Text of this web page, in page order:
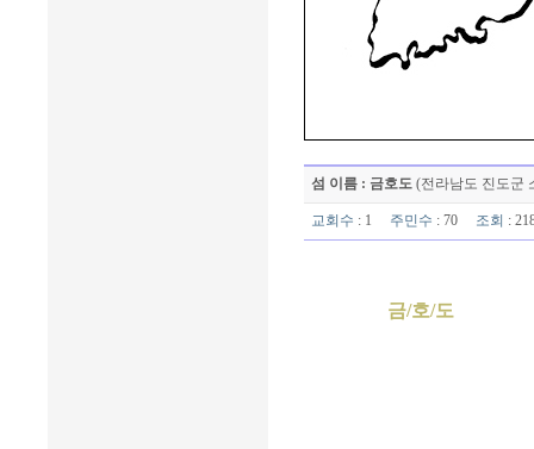
섬 이름 : 금호도 (전라남도 진도군
교회수 : 1 주민수 : 70 조회 :
금/호/도